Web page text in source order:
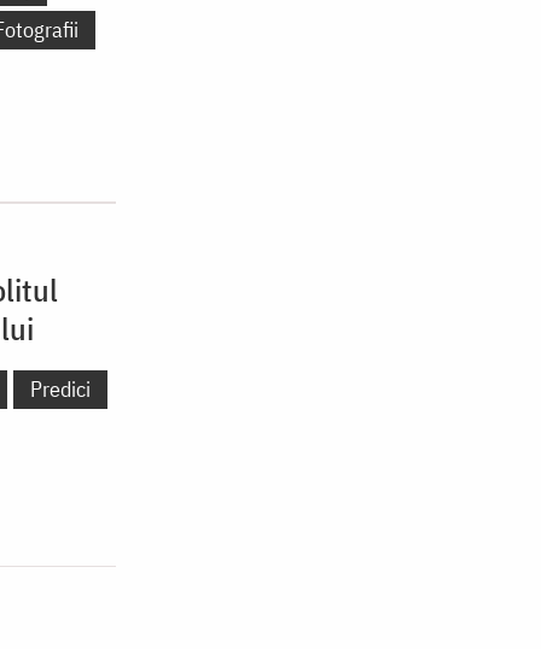
Predici